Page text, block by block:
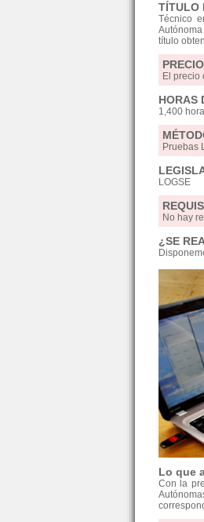
TÍTULO
Técnico
título
El precio
HORAS
1,400
Pruebas
LOGSE
No hay
¿SE
Lo que
Con la